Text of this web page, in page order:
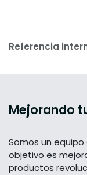
Referencia
Mejorando
Somos un
objetivo es
productos